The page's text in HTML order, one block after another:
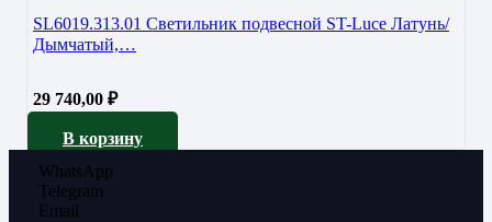
SL6019.313.01 Светильник подвесной ST-Luce Латунь/
Дымчатый,…
29 740,00 ₽
В корзину
WhatsApp
Telegram
Email